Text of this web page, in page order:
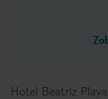
Hotel Beatriz